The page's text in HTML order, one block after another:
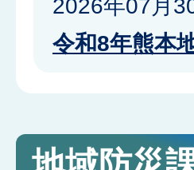
2026年07月
令和8年熊本